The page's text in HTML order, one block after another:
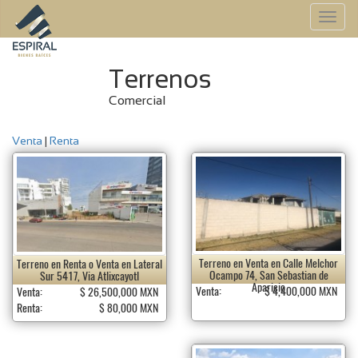
Terrenos
Comercial
Venta | Renta
Terreno en Renta o Venta en Lateral
Sur 5417, Via Atlixcayotl
Venta:
$ 26,500,000 MXN
Renta:
$ 80,000 MXN
Terreno en Venta en Calle Melchor
Ocampo 74, San Sebastian de
Aparicio
Venta: $ 4,400,000 MXN